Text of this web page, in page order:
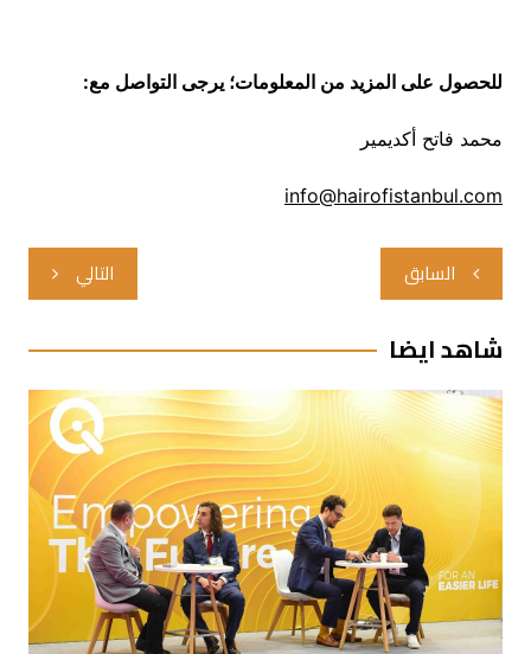
للحصول على المزيد من المعلومات؛ يرجى التواصل مع:
محمد فاتح أكديمير
info@hairofistanbul.com
تصفّح
المقالات
السابق التالي
شاهد ايضا